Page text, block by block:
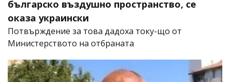
българско въздушно пространство, се
оказа украински
Потвърждение за това дадоха току-що от
Министерството на отбраната